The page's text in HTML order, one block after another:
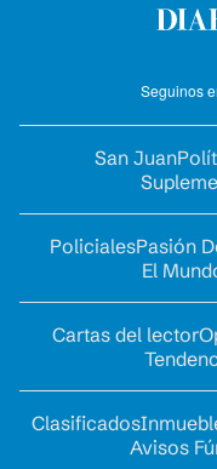
Seguinos
San Juan
PolicialesPasión
El
Cartas del lector
Clasificados
Avisos